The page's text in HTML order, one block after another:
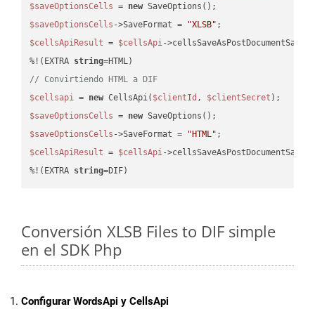
$saveOptionsCells = new
$saveOptionsCells ->SaveFormat = "XLSB"
$cellsApiResult = $cellsApi-
%!(EXTRA string
// Convirtiendo HTML a DIF
$cellsapi = new CellsApi( $clientId , $clientSecret
$saveOptionsCells = new
$saveOptionsCells ->SaveFormat = "HTML"
$cellsApiResult = $cellsApi-
%!(EXTRA string=DIF)
Conversión XLSB Files to DIF simple
en el SDK Php
Configurar WordsApi y CellsApi